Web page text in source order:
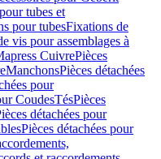
tubes et
pour tubesFixations de
vis pour assemblages à
CuivrePièces
ManchonsPièces détachées
pour
CoudesTésPièces
détachées pour
Pièces détachées pour